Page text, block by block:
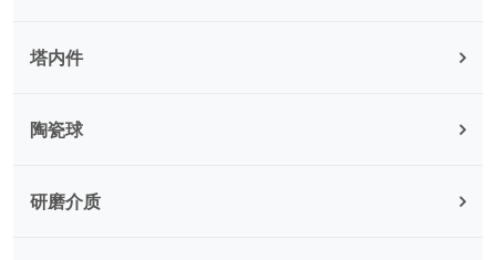
塔内件
陶瓷球
研磨介质